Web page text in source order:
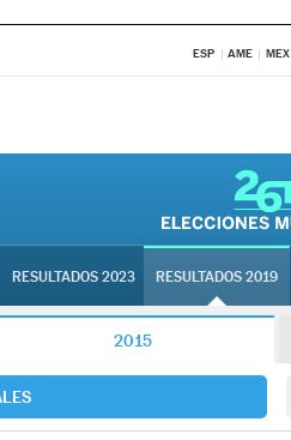
ESP AME MEX
RESULTADOS 2023 RESULTADOS 2019
2015